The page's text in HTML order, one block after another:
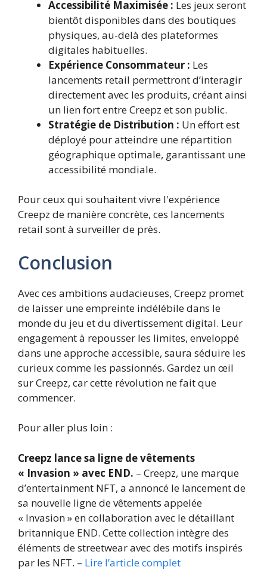
Accessibilité Maximisée : Les jeux seront
bientôt disponibles dans des boutiques
physiques, au-delà des plateformes
digitales habituelles.
Expérience Consommateur : Les
lancements retail permettront d’interagir
directement avec les produits, créant ainsi
un lien fort entre Creepz et son public.
Stratégie de Distribution : Un effort est
déployé pour atteindre une répartition
géographique optimale, garantissant une
accessibilité mondiale.
Pour ceux qui souhaitent vivre l'expérience
Creepz de manière concrète, ces lancements
retail sont à surveiller de près.
Conclusion
Avec ces ambitions audacieuses, Creepz promet
de laisser une empreinte indélébile dans le
monde du jeu et du divertissement digital. Leur
engagement à repousser les limites, enveloppé
dans une approche accessible, saura séduire les
curieux comme les passionnés. Gardez un œil
sur Creepz, car cette révolution ne fait que
commencer.
Pour aller plus loin :
Creepz lance sa ligne de vêtements
« Invasion » avec END. – Creepz, une marque
d’entertainment NFT, a annoncé le lancement de
sa nouvelle ligne de vêtements appelée
« Invasion » en collaboration avec le détaillant
britannique END. Cette collection intègre des
éléments de streetwear avec des motifs inspirés
par les NFT. – Lire l’article complet